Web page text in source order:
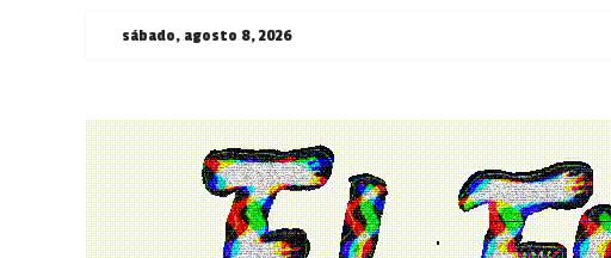
Saltarsábado, agosto 8, 2026
¯\_(ツ)_/
¯